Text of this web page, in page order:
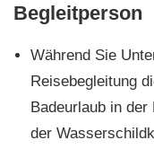
Begleitperson
Während Sie
Reisebegleitung
Badeurlaub in
der